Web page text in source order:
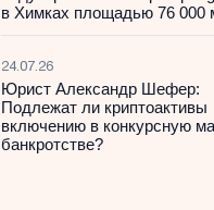
в Химках площадью 76 000
24.07.26
Юрист Александр Шефер:
Подлежат ли криптоактивы
включению в конкурсную
банкротстве?